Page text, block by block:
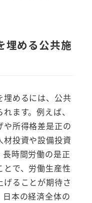
埋める公共施
埋めるには、公共
ます。例えば、
や所得格差是正の
材投資や設備投資
時間労働の是正
で、労働生産性
ることが期待さ
本の経済全体の